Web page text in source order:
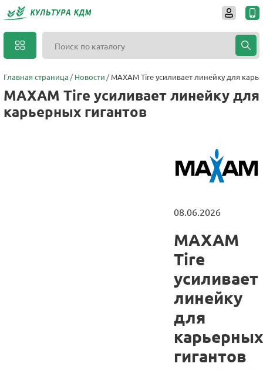
Главная страница Новости MAXAM Tire усиливает линейку для
MAXAM Tire усиливает линейку для
карьерных гигантов
08.06.2026
MAXAM
Tire
усиливает
линейку
для
карьерных
гигантов